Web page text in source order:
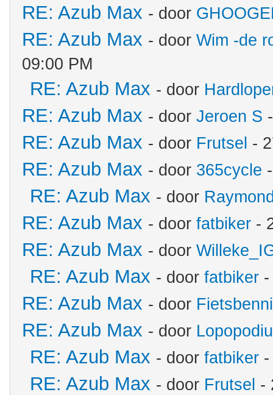
RE: Azub Max - door
RE: Azub Max - door Wim -de
09:00 PM
RE: Azub Max - door
RE: Azub Max - door Jeroen S
RE: Azub Max - door Frutsel -
RE: Azub Max - door 365cycle
RE: Azub Max - door
RE: Azub Max - door fatbiker -
RE: Azub Max - door
RE: Azub Max - door fatbiker
RE: Azub Max - door
RE: Azub Max - door
RE: Azub Max - door fatbiker
RE: Azub Max - door Frutsel -